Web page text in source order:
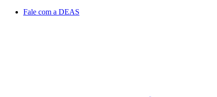
Conteúdo principal Menu principal
Fale com a DEAS